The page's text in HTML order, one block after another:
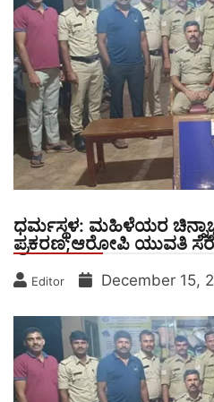
ಧರ್ಮಸ್ಥಳ: ಮಹಿಳೆಯರ
ಪ್ರಕರಣ;ಆರೋಪಿ ಯುವತಿ
Editor December 15,